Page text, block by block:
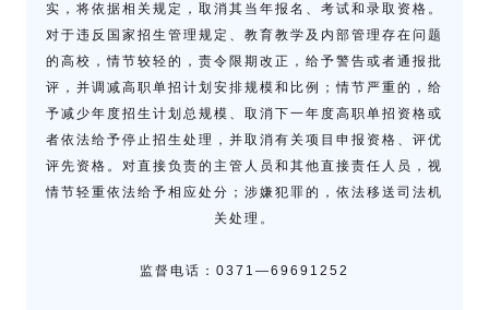
实，将依据相关规定，取消其当年报名、考试和录取资格。
对于违反国家招生管理规定、教育教学及内部管理存在问题
的高校，情节较轻的，责令限期改正，给予警告或者通报批
评，并调减高职单招计划安排规模和比例；情节严重的，给
予减少年度招生计划总规模、取消下一年度高职单招资格或
者依法给予停止招生处理，并取消有关项目申报资格、评优
评先资格。对直接负责的主管人员和其他直接责任人员，视
情节轻重依法给予相应处分；涉嫌犯罪的，依法移送司法机
关处理。
监督电话：0371—69691252